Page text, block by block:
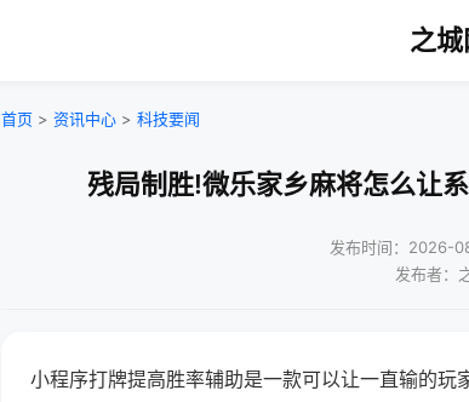
之城
首页 > 资讯中心 > 科技要闻
残局制胜!微乐家乡麻将怎么让
发布时间：2026-
发布者：
小程序打牌提高胜率辅助是一款可以让一直输的玩